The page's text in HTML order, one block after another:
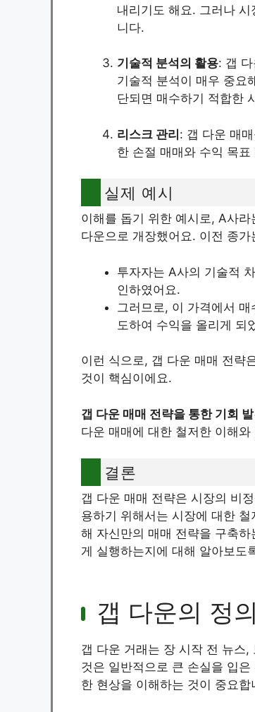
내리기도 해요. 그러나
니다.
기술적 분석의 활용: 갭
기술적 분석이 매우 중요
단되면 매수하기 적합한
리스크 관리: 갭 다운 매
한 손절 매매와 수익 목
실제 예시
이해를 돕기 위한 예시로, A사
다운으로 개장했어요. 이전 종
투자자는 A사의 기술적
인하였어요.
그러므로, 이 가격에서
도하여 수익을 올리게 되
이런 식으로, 갭 다운 매매 전략
것이 핵심이에요.
갭 다운 매매 전략을 통한 기회
다운 매매에 대한 철저한 이해
결론
갭 다운 매매 전략은 시장의 비
용하기 위해서는 시장에 대한
해 자신만의 매매 전략을 구축
게 실행하는지에 대해 알아보도
갭 다운의 정
갭 다운 거래는 장 시작 전 뉴스
것은 일반적으로 큰 손실을 입
한 현상을 이해하는 것이 중요합